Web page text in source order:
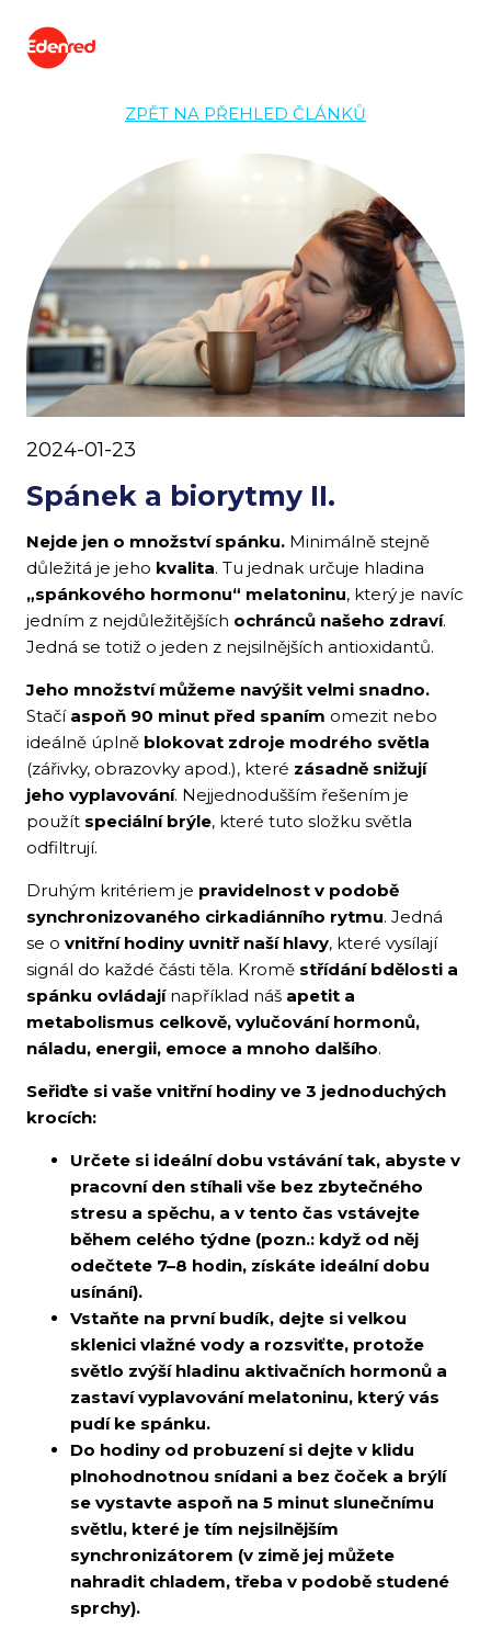
ZPĚT NA PŘEHLED ČLÁNKŮ
2024-01-23
Spánek a biorytmy II.
Nejde jen o množství spánku. Minimálně stejně
důležitá je jeho kvalita. Tu jednak určuje hladina
„spánkového hormonu“ melatoninu, který je navíc
jedním z nejdůležitějších ochránců našeho zdraví.
Jedná se totiž o jeden z nejsilnějších antioxidantů.
Jeho množství můžeme navýšit velmi snadno.
Stačí aspoň 90 minut před spaním omezit nebo
ideálně úplně blokovat zdroje modrého světla
(zářivky, obrazovky apod.), které zásadně snižují
jeho vyplavování. Nejjednodušším řešením je
použít speciální brýle, které tuto složku světla
odfiltrují.
Druhým kritériem je pravidelnost v podobě
synchronizovaného cirkadiánního rytmu. Jedná
se o vnitřní hodiny uvnitř naší hlavy, které vysílají
signál do každé části těla. Kromě střídání bdělosti a
spánku ovládajínapříklad náš apetit a
metabolismus celkově, vylučování hormonů,
náladu, energii, emoce a mnoho dalšího.
Seřiďte si vaše vnitřní hodiny ve 3 jednoduchých
krocích:
Určete si ideální dobu vstávání tak, abyste v
pracovní den stíhali vše bez zbytečného
stresu a spěchu, a v tento čas vstávejte
během celého týdne (pozn.: když od něj
odečtete 7–8 hodin, získáte ideální dobu
usínání).
Vstaňte na první budík, dejte si velkou
sklenici vlažné vody a rozsviťte, protože
světlo zvýší hladinu aktivačních hormonů a
zastaví vyplavování melatoninu, který vás
pudí ke spánku.
Do hodiny od probuzení si dejte v klidu
plnohodnotnou snídani a bez čoček a brýlí
se vystavte aspoň na 5 minut slunečnímu
světlu, které je tím nejsilnějším
synchronizátorem (v zimě jej můžete
nahradit chladem, třeba v podobě studené
sprchy).